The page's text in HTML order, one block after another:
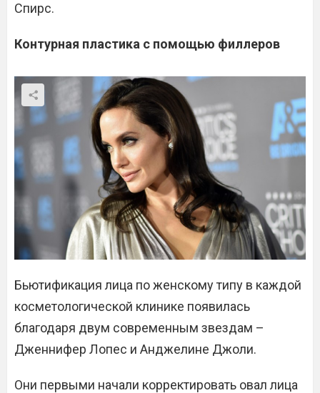
Спирс.
Контурная пластика с помощью филлеров
Бьютификация лица по женскому типу в каждой
косметологической клинике появилась
благодаря двум современным звездам –
Дженнифер Лопес и Анджелине Джоли.
Они первыми начали корректировать овал лица